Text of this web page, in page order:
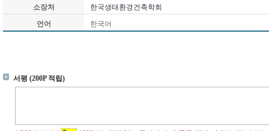
소장처
한국생태환경건축학회
언어
한국어